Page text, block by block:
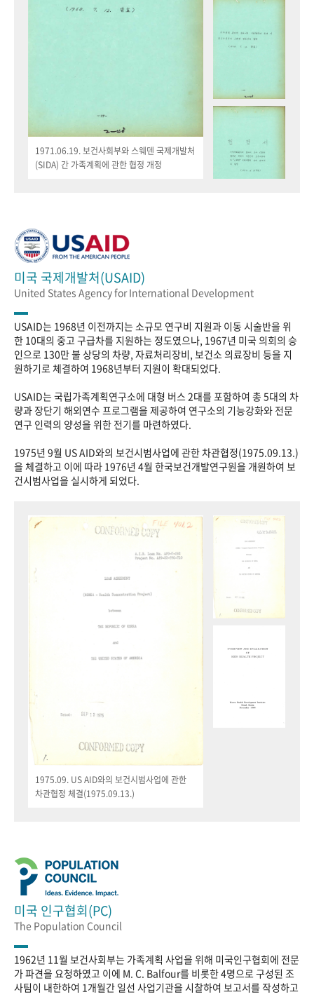
1971.06.19. 보건사회부와 스웨덴 국제개발처
(SIDA) 간 가족계획에 관한 협정 개정
미국 국제개발처(USAID)
United States Agency for International Development
USAID는 1968년 이전까지는 소규모 연구비 지원과 이동 시술반을 위
한 10대의 중고 구급차를 지원하는 정도였으나, 1967년 미국 의회의 승
인으로 130만 불 상당의 차량, 자료처리장비, 보건소 의료장비 등을 지
원하기로 체결하여 1968년부터 지원이 확대되었다.
USAID는 국립가족계획연구소에 대형 버스 2대를 포함하여 총 5대의 차
량과 장단기 해외연수 프로그램을 제공하여 연구소의 기능강화와 전문
연구 인력의 양성을 위한 전기를 마련하였다.
1975년 9월 US AID와의 보건시범사업에 관한 차관협정(1975.09.13.)
을 체결하고 이에 따라 1976년 4월 한국보건개발연구원을 개원하여 보
건시범사업을 실시하게 되었다.
1975.09. US AID와의 보건시범사업에 관한
차관협정 체결(1975.09.13.)
미국 인구협회(PC)
The Population Council
1962년 11월 보건사회부는 가족계획 사업을 위해 미국인구협회에 전문
가 파견을 요청하였고 이에 M. C. Balfour를 비롯한 4명으로 구성된 조
사팀이 내한하여 1개월간 일선 사업기관을 시찰하여 보고서를 작성하고